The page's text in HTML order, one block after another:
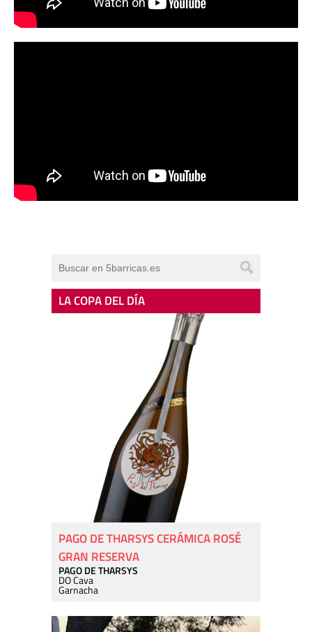
LA COPA DEL DÍA
PAGO DE THARSYS CERÁMICA ROSÉ
GRAN RESERVA
PAGO DE THARSYS
DO Cava
Garnacha